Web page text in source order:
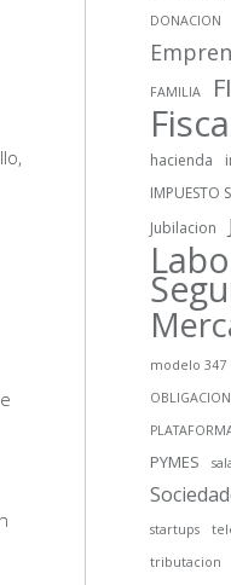
DONACION
FAMILIA
hacienda
IMPUESTO
Jubilacion
modelo 347
PYMES
startups
tributacion